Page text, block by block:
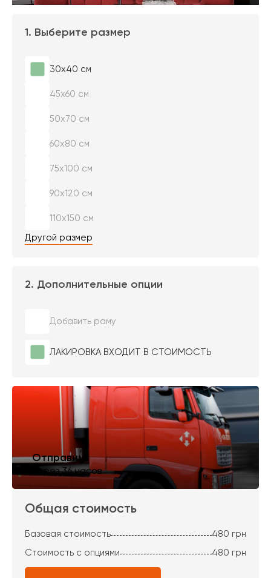
1. Выберите размер
30х40 см
45х60 см
50х70 см
60х80 см
75х100 см
90х120 см
110х150 см
Другой размер
2. Дополнительные опции
Добавить раму
ЛАКИРОВКА ВХОДИТ В СТОИМОСТЬ
Отправим
через 36 часов
Общая стоимость
Базовая стоимость 480 грн
Стоимость с опциями
480 грн